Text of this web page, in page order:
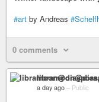
#art by Andreas
0 comments
a day ago – Public